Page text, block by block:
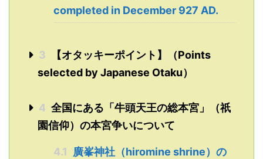
completed in December 927 AD.
3
【オタッキーポイント】（Points
selected by Japanese Otaku）
4 全国にある「牛頭天王の総本宮」（祇
園信仰）の本宮争いについて
4.1
廣峯神社（hiromine shrine）の